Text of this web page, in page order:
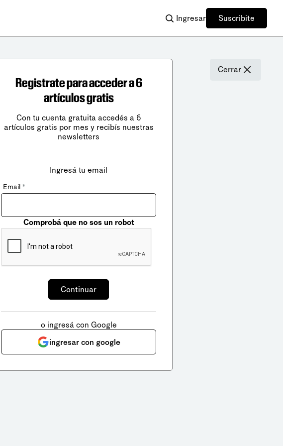
Ingresar Suscribite
Cerrar
Registrate para acceder a 6
artículos gratis
Con tu cuenta gratuita accedés a 6
artículos gratis por mes y recibís nuestras
newsletters
Ingresá tu email
Email *
Comprobá que no sos un robot
o ingresá con Google
ingresar con google